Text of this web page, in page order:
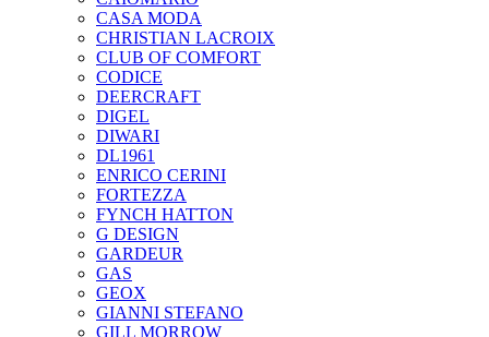
CASA MODA
CHRISTIAN LACROIX
CLUB OF COMFORT
CODICE
DEERCRAFT
DIGEL
DIWARI
DL1961
ENRICO CERINI
FORTEZZA
FYNCH HATTON
G DESIGN
GARDEUR
GAS
GEOX
GIANNI STEFANO
GILL MORROW